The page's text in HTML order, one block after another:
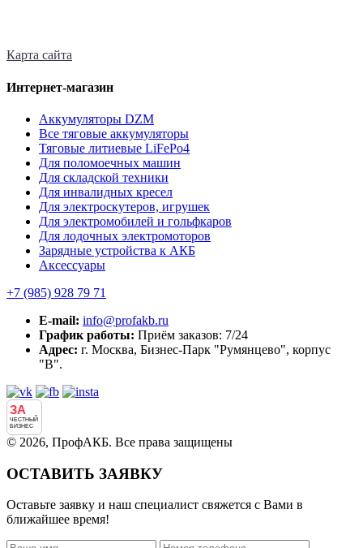
Карта сайта
Интернет-магазин
Аккумуляторы DZM
Все тяговые аккумуляторы
Тяговые литиевые LiFePo4
Для поломоечных машин
Для складской техники
Для инвалидных кресел
Для электроскутеров, игрушек
Для электромобилей и гольфкаров
Для лодочных электромоторов
Зарядные устройства к АКБ
Аксессуары
+7 (985) 928 79 71
E-mail: info@profakb.ru
График работы: Приём заказов: 7/24
Адрес: г. Москва, Бизнес-Парк "Румянцево", корпус
"В".
ЗА
ЧЕСТНЫЙ
БИЗНЕС
© 2026, ПрофАКБ. Все права защищены
ОСТАВИТЬ ЗАЯВКУ
Оставьте заявку и наш специалист свяжется с Вами в
ближайшее время!